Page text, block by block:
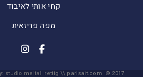
קחי אותי לאיבוד
מפה פריזאית
studio meital rettig \\ parisait.com © 2017